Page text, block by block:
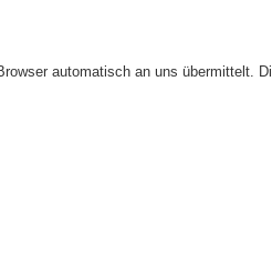
automatisch an uns übermittelt.